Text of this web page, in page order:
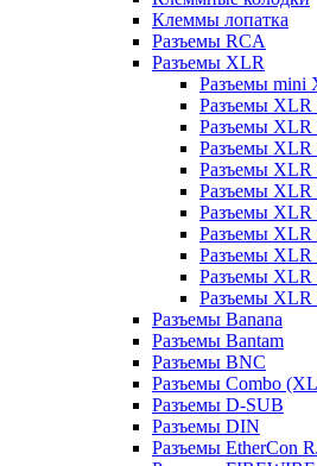
Клеммы лопатка
Разъемы RCA
Разъемы XLR
Разъемы mini
Разъемы XLR
Разъемы XLR
Разъемы XLR
Разъемы XLR
Разъемы XLR
Разъемы XLR
Разъемы XLR
Разъемы XLR
Разъемы XLR
Разъемы XLR
Разъемы Banana
Разъемы Bantam
Разъемы BNC
Разъемы Combo
Разъемы D-SUB
Разъемы DIN
Разъемы EtherCon